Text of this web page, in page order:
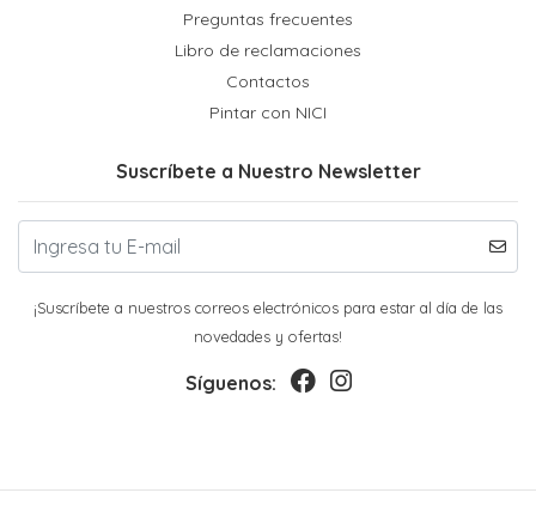
Preguntas frecuentes
Libro de reclamaciones
Contactos
Pintar con NICI
Suscríbete a Nuestro Newsletter
¡Suscríbete a nuestros correos electrónicos para estar al día de las
novedades y ofertas!
Síguenos: